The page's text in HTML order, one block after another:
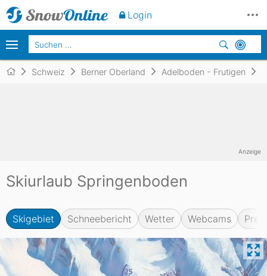
Schweiz Berner Oberland Adelboden - Frutigen
Skiurlaub Springenboden
Skigebiet Schneebericht Wetter Webcams
Anzeige
Login